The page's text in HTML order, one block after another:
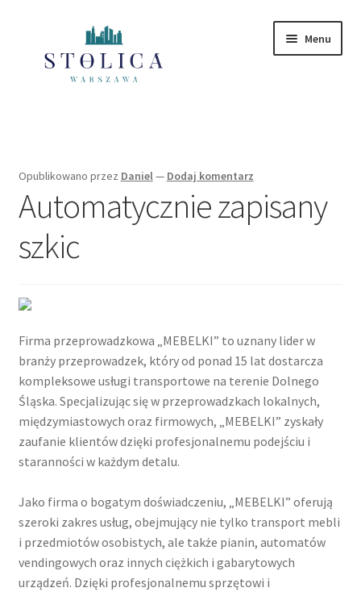
nawigacji
treści
Menu
Polityka Prywatności
Opublikowano przez Daniel — Dodaj komentarz
Automatycznie zapisany
szkic
Firma przeprowadzkowa „MEBELKI” to uznany lider w
branży przeprowadzek, który od ponad 15 lat dostarcza
kompleksowe usługi transportowe na terenie Dolnego
Śląska. Specjalizując się w przeprowadzkach lokalnych,
międzymiastowych oraz firmowych, „MEBELKI” zyskały
zaufanie klientów dzięki profesjonalnemu podejściu i
staranności w każdym detalu.
Jako firma o bogatym doświadczeniu, „MEBELKI” oferują
szeroki zakres usług, obejmujący nie tylko transport mebli
i przedmiotów osobistych, ale także pianin, automatów
vendingowych oraz innych ciężkich i gabarytowych
urządzeń. Dzięki profesjonalnemu sprzętowi i